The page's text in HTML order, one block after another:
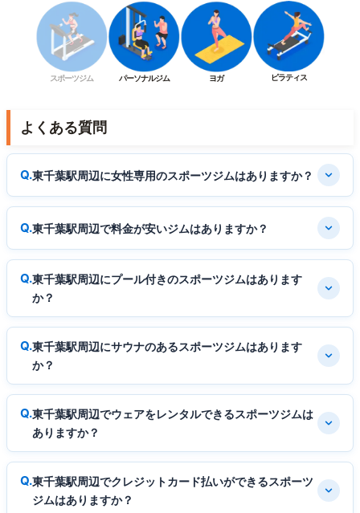
スポーツジム パーソナルジム ヨガ ピラティス
よくある質問
東千葉駅周辺に女性専用のスポーツジムはありますか？
東千葉駅周辺で料金が安いジムはありますか？
東千葉駅周辺にプール付きのスポーツジムはあります
か？
東千葉駅周辺にサウナのあるスポーツジムはあります
か？
東千葉駅周辺でウェアをレンタルできるスポーツジムは
ありますか？
東千葉駅周辺でクレジットカード払いができるスポーツ
ジムはありますか？